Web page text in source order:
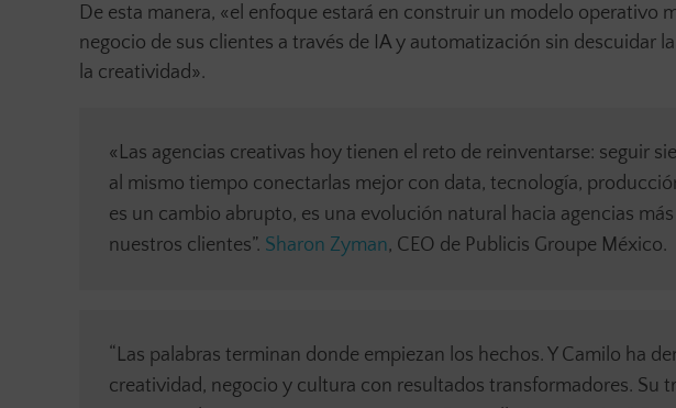
De esta manera, «el enfoque estará en construir un modelo operativo
negocio de sus clientes a través de IA y automatización sin descuidar
la creatividad».
«Las agencias creativas hoy tienen el reto de reinventarse: seguir
al mismo tiempo conectarlas mejor con data, tecnología,
es un cambio abrupto, es una evolución natural hacia agencias
nuestros clientes”. Sharon Zyman, CEO de Publicis Groupe México.
“Las palabras terminan donde empiezan los hechos. Y Camilo ha
creatividad, negocio y cultura con resultados transformadores. Su